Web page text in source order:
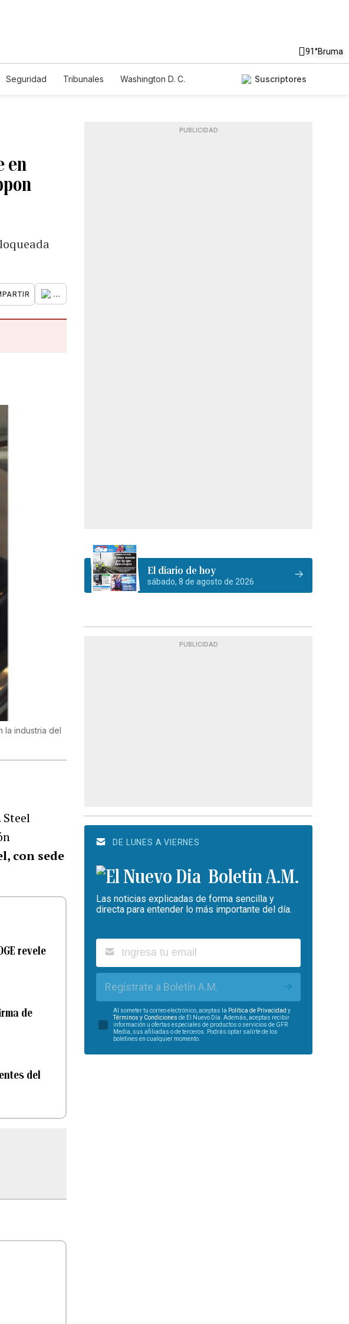
91°Bruma
Seguridad Tribunales
Washington D. C.
Suscriptores
en
...
la industria del
con sede
revele
de
del
PUBLICIDAD
El diario de hoy
sábado, 8 de agosto de 2026
PUBLICIDAD
DE LUNES A VIERNES
Boletín A.M.
Las noticias explicadas de forma sencilla y
directa para entender lo más importante del día.
Regístrate a Boletín A.M.
Al someter tu correo electrónico, aceptas la Política de Privacidad y
Términos y Condiciones de El Nuevo Día. Además, aceptas recibir
información u ofertas especiales de productos o servicios de GFR
Media, sus afiliadas o de terceros. Podrás optar salirte de los
boletines en cualquier momento.